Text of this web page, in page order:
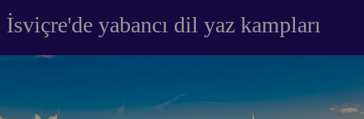
İsviçre'de yabancı dil yaz kampları